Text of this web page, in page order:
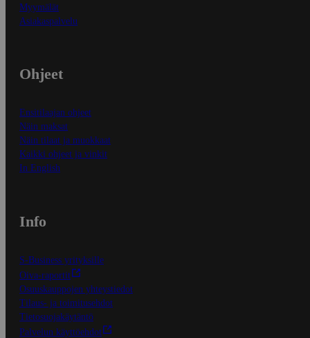
Myymälät
Asiakaspalvelu
Ohjeet
Ensitilaajan ohjeet
Näin maksat
Näin tilaat ja muokkaat
Kaikki ohjeet ja vinkit
In English
Info
S-Business yrityksille
Oiva-raportit
Osuuskauppojen yhteystiedot
Tilaus- ja toimitusehdot
Tietosuojakäytäntö
Palvelun käyttöehdot